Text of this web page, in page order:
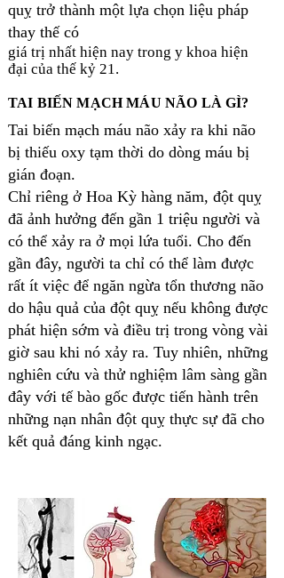
quỵ trở thành một lựa chọn liệu pháp
thay thế có
giá trị nhất hiện nay trong y khoa hiện
đại của thế kỷ 21.
TAI BIẾN MẠCH MÁU NÃO LÀ GÌ?
Tai biến mạch máu não xảy ra khi não
bị thiếu oxy tạm thời do dòng máu bị
gián đoạn.
Chỉ riêng ở Hoa Kỳ hàng năm, đột quỵ
đã ảnh hưởng đến gần 1 triệu người và
có thể xảy ra ở mọi lứa tuổi. Cho đến
gần đây, người ta chỉ có thể làm được
rất ít việc để ngăn ngừa tổn thương não
do hậu quả của đột quỵ nếu không được
phát hiện sớm và điều trị trong vòng vài
giờ sau khi nó xảy ra. Tuy nhiên, những
nghiên cứu và thử nghiệm lâm sàng gần
đây với tế bào gốc được tiến hành trên
những nạn nhân đột quỵ thực sự đã cho
kết quả đáng kinh ngạc.